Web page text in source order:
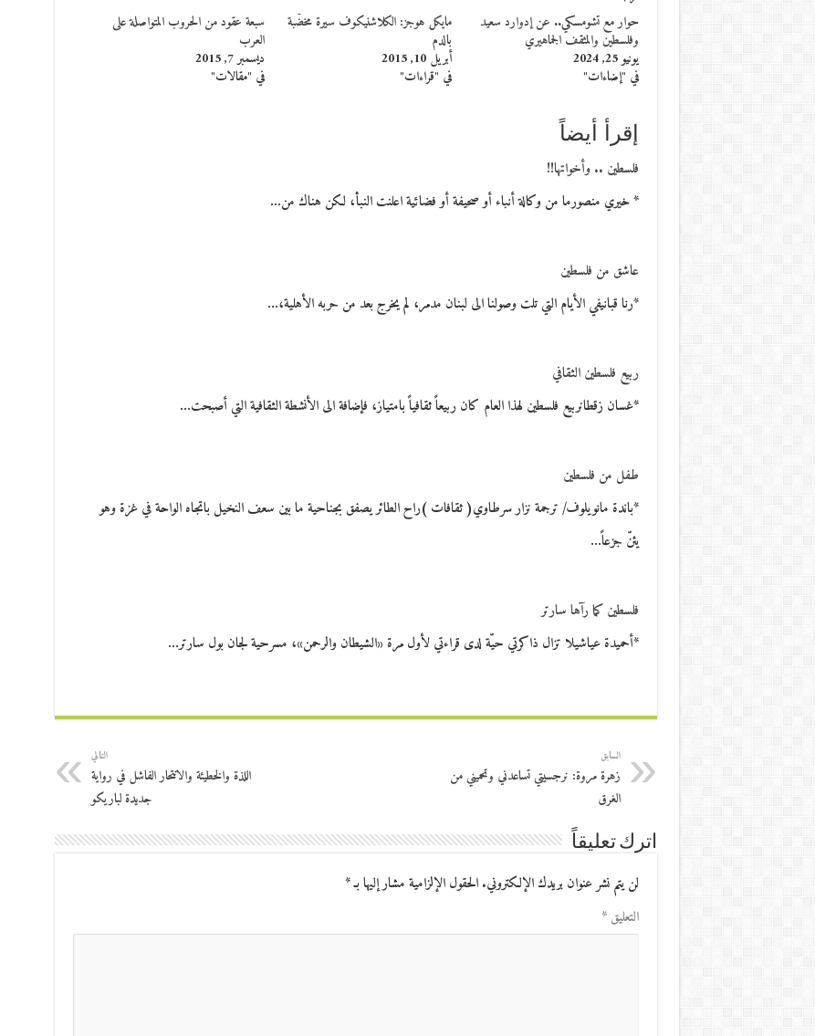
حوار مع تشومسكي.. عن إدوارد سعيد
وفلسطين والمثقف الجماهيري
يونيو 25, 2024
في "إضاءات"
مايكل هوجز: الكلاشنيكوف سيرة مخضّبة
بالدم
أبريل 10, 2015
في "قراءات"
سبعة عقود من الحروب المتواصلة على
العرب
ديسمبر 7, 2015
في "مقالات"
إقرأ أيضاً
فلسطين .. وأخواتها!!
* خيري منصورما من وكالة أنباء أو صحيفة أو فضائية اعلنت النبأ، لكن هناك من…
عاشق من فلسطين
*رنا قبانيفي الأيام التي تلت وصولنا الى لبنان مدمر، لم يخرج بعد من حربه الأهلية،…
ربيع فلسطين الثقافي
*غسان زقطانربيع فلسطين لهذا العام كان ربيعاً ثقافياً بامتياز، فإضافة الى الأنشطة الثقافية التي أصبحت…
طفل من فلسطين
*باندة مانويلوف/ ترجمة نزار سرطاوي( ثقافات )راح الطائر يصفق بجناحية ما بين سعف النخيل باتجاه الواحة في غزة وهو
يئنّ جزعاً…
فلسطين كما رآها سارتر
*أحميدة عياشيلا تزال ذاكرتي حيّة لدى قراءتي لأول مرة «الشيطان والرحمن»، مسرحية لجان بول سارتر…
السابق
زهرة مروة: نرجسيتي تساعدني وتحميني من
الغرق
التالي
اللذة والخطيئة والانتحار الفاشل في رواية
جديدة لباريكو
اترك تعليقاً
لن يتم نشر عنوان بريدك الإلكتروني. الحقول الإلزامية مشار إليها بـ*
التعليق*